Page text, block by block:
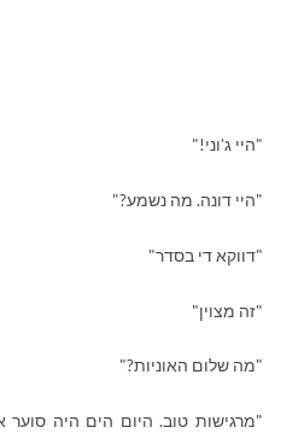
"היי ג'וני!"
"היי דונה. מה נשמע?"
"דווקא די בסדר"
"זה מצוין"
"מה שלום האוניות?"
"מרגישות טוב. היום הים היה